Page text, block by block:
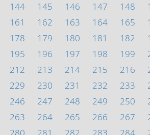
144 145 146 147 148
161 162 163 164 165
178 179 180 181 182
195 196 197 198 199
212 213 214 215 216
229 230 231 232 233
246 247 248 249 250
263 264 265 266 267